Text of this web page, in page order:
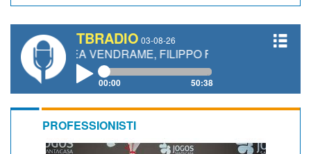
TBRADIO 03-08-26
VENDRAME, FILIPPO FIORELLI
00:00 50:38
PROFESSIONISTI